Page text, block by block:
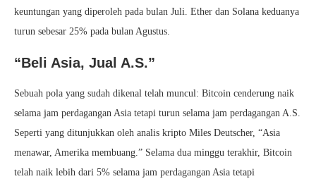
keuntungan yang diperoleh pada bulan Juli. Ether dan Solana keduanya
turun sebesar 25% pada bulan Agustus.
“Beli Asia, Jual A.S.”
Sebuah pola yang sudah dikenal telah muncul: Bitcoin cenderung naik
selama jam perdagangan Asia tetapi turun selama jam perdagangan A.S.
Seperti yang ditunjukkan oleh analis kripto Miles Deutscher, “Asia
menawar, Amerika membuang.” Selama dua minggu terakhir, Bitcoin
telah naik lebih dari 5% selama jam perdagangan Asia tetapi